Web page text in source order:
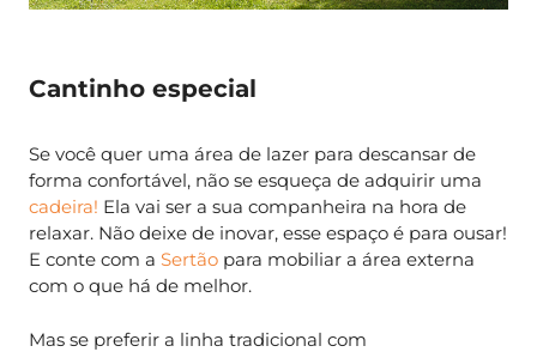
Cantinho especial
Se você quer uma área de lazer para descansar de
forma confortável, não se esqueça de adquirir uma
cadeira! Ela vai ser a sua companheira na hora de
relaxar. Não deixe de inovar, esse espaço é para ousar!
E conte com a Sertão para mobiliar a área externa
com o que há de melhor.
Mas se preferir a linha tradicional com